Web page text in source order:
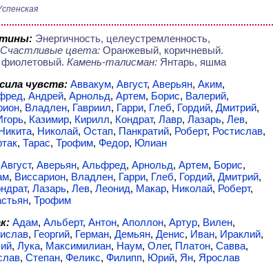
Энергичность, целеустремленность,
Счастливые цвета: Оранжевый, коричневый.
фиолетовый. Камень-талисман: Янтарь, яшма
чувств: Аввакум, Август, Аверьян, Аким,
, Андрей, Арнольд, Артем, Борис, Валерий,
, Владлен, Гавриил, Гарри, Глеб, Гордий, Дмитрий,
, Казимир, Кирилл, Кондрат, Лавр, Лазарь, Лев,
, Николай, Остап, Панкратий, Роберт, Ростислав,
, Тарас, Трофим, Федор, Юлиан
Август, Аверьян, Альфред, Арнольд, Артем, Борис,
, Виссарион, Владлен, Гарри, Глеб, Гордий, Дмитрий,
, Лазарь, Лев, Леонид, Макар, Николай, Роберт,
, Трофим
Адам, Альберт, Антон, Аполлон, Артур, Вилен,
, Георгий, Герман, Демьян, Денис, Иван, Ираклий,
, Лука, Максимилиан, Наум, Олег, Платон, Савва,
, Степан, Феликс, Филипп, Юрий, Ян, Ярослав